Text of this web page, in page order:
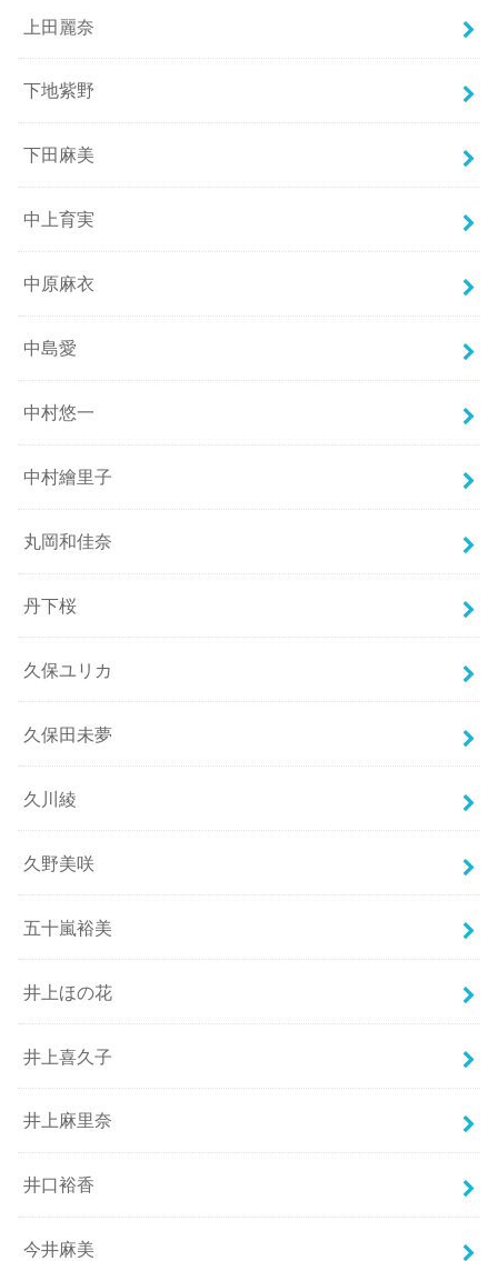
上田麗奈
下地紫野
下田麻美
中上育実
中原麻衣
中島愛
中村悠一
中村繪里子
丸岡和佳奈
丹下桜
久保ユリカ
久保田未夢
久川綾
久野美咲
五十嵐裕美
井上ほの花
井上喜久子
井上麻里奈
井口裕香
今井麻美